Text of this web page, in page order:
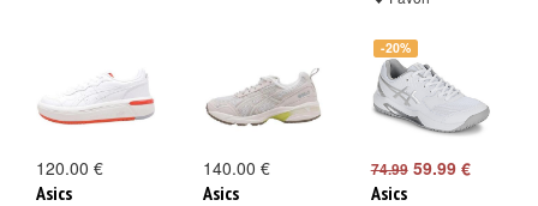
120.00 €
Asics
140.00 €
Asics
-20%
74.9959.99 €
Asics